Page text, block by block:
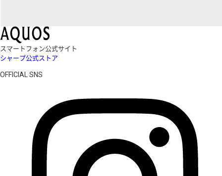
スマートフォン公式サイト
シャープ公式ストア
OFFICIAL SNS